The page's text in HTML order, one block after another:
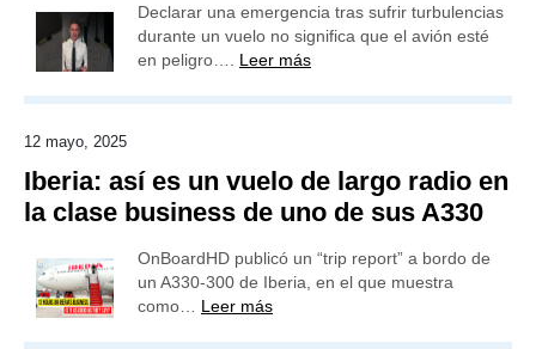
Declarar una emergencia tras sufrir turbulencias
durante un vuelo no significa que el avión esté
en peligro…. Leer más
12 mayo, 2025
Iberia: así es un vuelo de largo radio en
la clase business de uno de sus A330
OnBoardHD publicó un “trip report” a bordo de
un A330-300 de Iberia, en el que muestra
como… Leer más